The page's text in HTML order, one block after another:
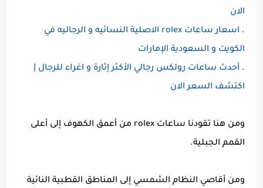
الان
.
اسعار ساعات rolex الاصلية النسائيه و الرجاليه في
الكويت و السعودية الإمارات
. أحدث ساعات رولكس رجالي الأكثر إثارة و اغراء للرجال |
اكتشف السعر الان
ومن هنا تقودنا ساعات rolex من أعمق الكهوف إلى أعلى
القمم الجبلية.
ومن أقاصي النظام الشمسي إلى المناطق القطبية النائية